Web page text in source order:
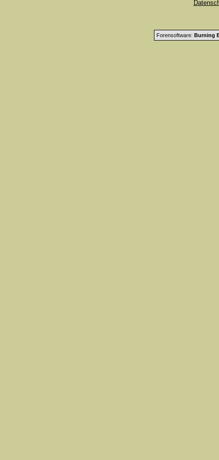
Forensoftware: Burning